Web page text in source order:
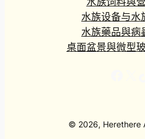
水族设备与水
水族藥品與病
桌面盆景與微型
© 2026, Herethere